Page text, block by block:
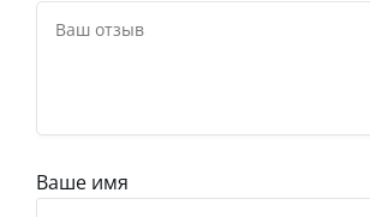
Ваше имя